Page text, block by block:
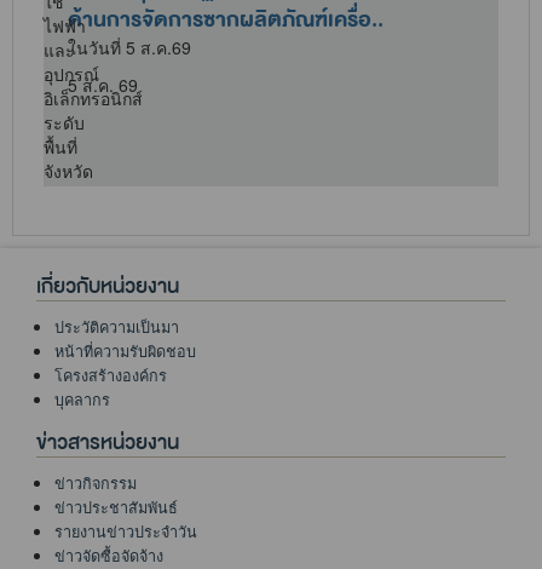
ด้านการจัดการซากผลิตภัณฑ์เครื่อ..
ในวันที่ 5 ส.ค.69
5 ส.ค. 69
เกี่ยวกับหน่วยงาน
ประวัติความเป็นมา
หน้าที่ความรับผิดชอบ
โครงสร้างองค์กร
บุคลากร
ข่าวสารหน่วยงาน
ข่าวกิจกรรม
ข่าวประชาสัมพันธ์
รายงานข่าวประจำวัน
ข่าวจัดซื้อจัดจ้าง